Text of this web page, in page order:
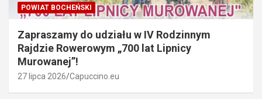
POWIAT BOCHEŃSKI
Zapraszamy do udziału w IV Rodzinnym
Rajdzie Rowerowym „700 lat Lipnicy
Murowanej”!
27 lipca 2026 Capuccino.eu